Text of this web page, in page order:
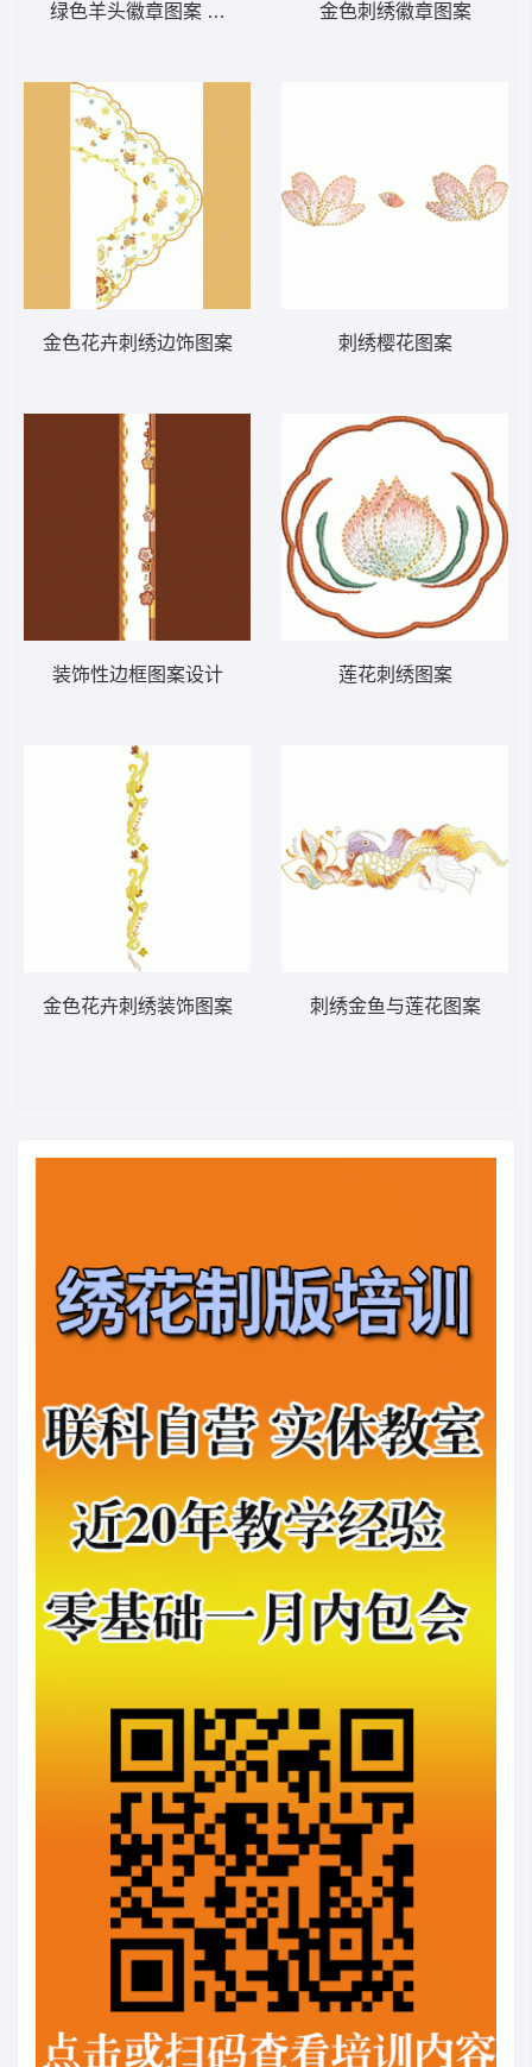
绿色羊头徽章图案 羊头
金色花卉刺绣边饰图案
装饰性边框图案设计
金色花卉刺绣装饰图案
金色刺绣徽章图案
刺绣樱花图案
莲花刺绣图案
刺绣金鱼与莲花图案